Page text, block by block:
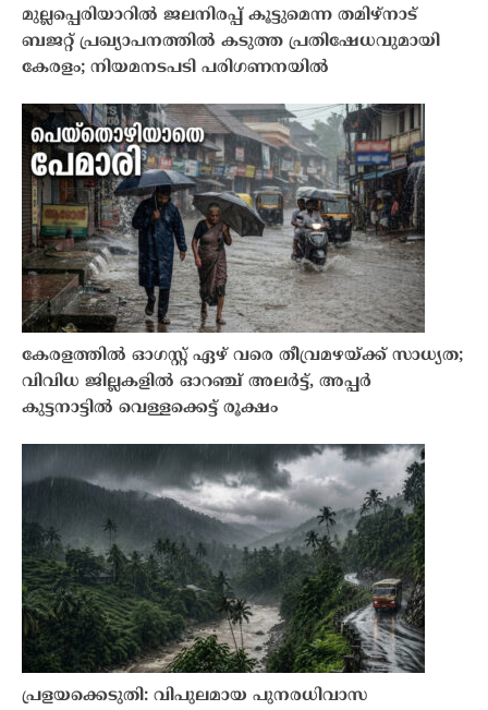
മുല്ലപ്പെരിയാറിൽ ജലനിരപ്പ് കൂട്ടുമെന്ന തമിഴ്നാട്
ബജറ്റ് പ്രഖ്യാപനത്തിൽ കടുത്ത പ്രതിഷേധവുമായി
കേരളം; നിയമനടപടി പരിഗണനയിൽ
കേരളത്തിൽ ഓഗസ്റ്റ് ഏഴ് വരെ തീവ്രമഴയ്ക്ക് സാധ്യത;
വിവിധ ജില്ലകളിൽ ഓറഞ്ച് അലർട്ട്, അപ്പർ
കുട്ടനാട്ടിൽ വെള്ളക്കെട്ട് രൂക്ഷം
പ്രളയക്കെടുതി: വിപുലമായ പുനരധിവാസ